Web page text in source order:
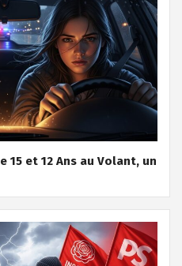
15 et 12 Ans au Volant, un